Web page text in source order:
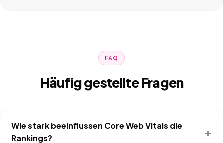
FAQ
Häufig gestellte Fragen
Wie stark beeinflussen Core Web Vitals die
Rankings?